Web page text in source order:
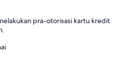
pra-otorisasi kartu kredit